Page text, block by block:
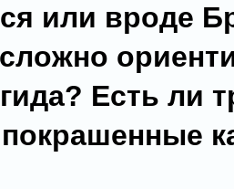
или вроде
Есть ли
покрашенные